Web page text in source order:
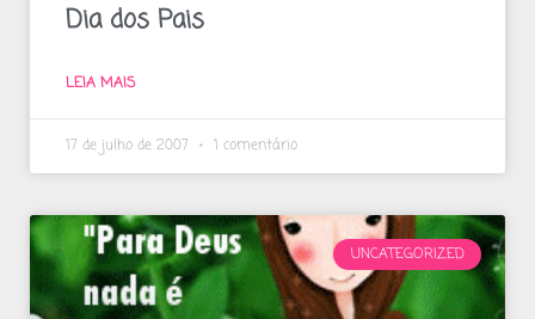
Dia dos Pais
LEIA MAIS
17 de julho de 2007 1 comentário
UNCATEGORIZED